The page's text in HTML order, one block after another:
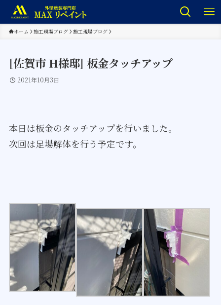
ホーム 施工現場ブログ 施工現場ブログ
[佐賀市 H様邸] 板金タッチアップ
2021年10月3日
本日は板金のタッチアップを行いました。
次回は足場解体を行う予定です。